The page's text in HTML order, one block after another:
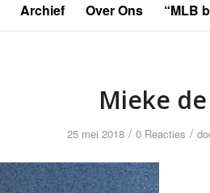
Archief Over Ons “MLB
Mieke
25 mei 2018 / 0 Reacties /